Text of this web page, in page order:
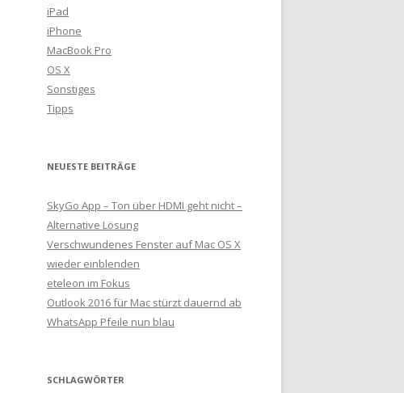
iPad
iPhone
MacBook Pro
OS X
Sonstiges
Tipps
NEUESTE BEITRÄGE
SkyGo App – Ton über HDMI geht nicht –
Alternative Lösung
Verschwundenes Fenster auf Mac OS X
wieder einblenden
eteleon im Fokus
Outlook 2016 für Mac stürzt dauernd ab
WhatsApp Pfeile nun blau
SCHLAGWÖRTER